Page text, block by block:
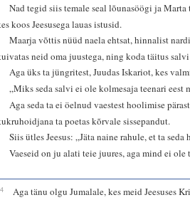
Nad tegid siis temale seal lõunasöögi ja Marta
koos Jeesusega lauas istusid.
Maarja võttis nüüd naela ehtsat, hinnalist
neid oma juustega, ning koda täitus
Aga üks ta jüngritest, Juudas Iskariot, kes
„Miks seda salvi ei ole kolmesaja teenari eest
Aga seda ta ei öelnud vaestest hoolimise
ta poetas kõrvale sissepandut.
Siis ütles Jeesus: „Jäta naine rahule, et ta
Vaeseid on ju alati teie juures, aga mind ei ole
Aga tänu olgu Jumalale, kes meid Jeesuses